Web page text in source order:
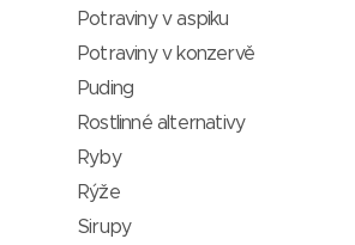
Potraviny v aspiku
Potraviny v konzervě
Puding
Rostlinné alternativy
Ryby
Rýže
Sirupy